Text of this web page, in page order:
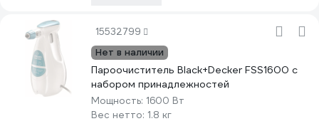
15532799
Нет в наличии
Пароочиститель Black+Decker FSS1600 с
набором принадлежностей
Мощность: 1600 Вт
Вес нетто: 1.8 кг